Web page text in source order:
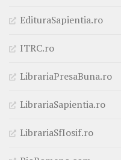
EdituraSapientia.ro
ITRC.ro
LibrariaPresaBuna.ro
LibrariaSapientia.ro
LibrariaSfIosif.ro